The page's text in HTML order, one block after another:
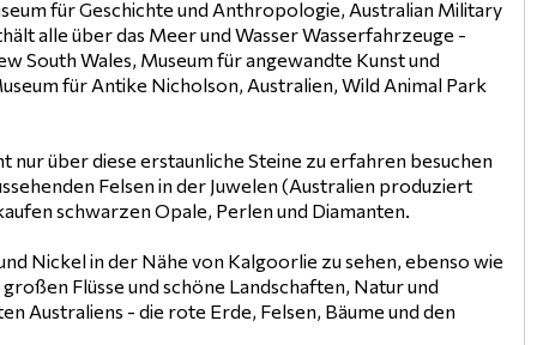
für Geschichte und Anthropologie, Australian Military
alle über das Meer und Wasser Wasserfahrzeuge -
South Wales, Museum für angewandte Kunst und
für Antike Nicholson, Australien, Wild Animal Park
nur über diese erstaunliche Steine zu erfahren besuchen
Felsen in der Juwelen (Australien produziert
schwarzen Opale, Perlen und Diamanten.
Nickel in der Nähe von Kalgoorlie zu sehen, ebenso wie
Flüsse und schöne Landschaften, Natur und
Australiens - die rote Erde, Felsen, Bäume und den